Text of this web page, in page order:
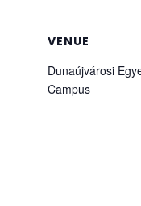
VENUE
Dunaújvárosi
Campus